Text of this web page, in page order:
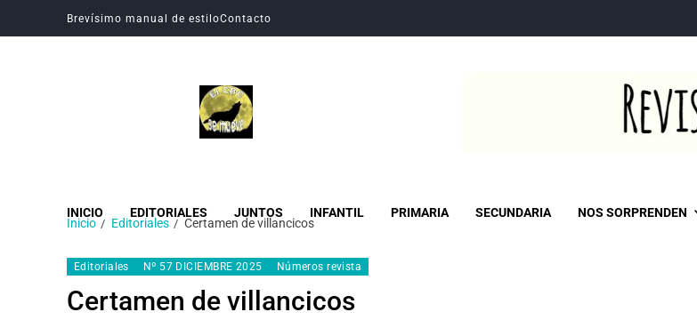
Brevísimo manual de estiloContacto
INICIO EDITORIALES JUNTOS INFANTIL PRIMARIA SECUNDARIA NOS SORPRENDEN
Inicio Editoriales Certamen de villancicos
Editoriales Nº 57 DICIEMBRE 2025 Números revista
Certamen de villancicos